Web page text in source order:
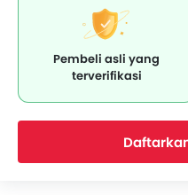
Pembeli asli yang
terverifikasi